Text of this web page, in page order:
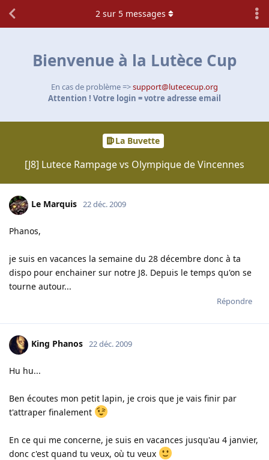
Bienvenue à la Lutèce Cup
En cas de problème =>support@lutececup.org
Attention ! Votre login = votre adresse email
La Buvette
[J8] Lutece Rampage vs Olympique de Vincennes
2 sur 5 messages
Le Marquis 22 déc. 2009
Phanos,
je suis en vacances la semaine du 28 décembre donc à ta
dispo pour enchainer sur notre J8. Depuis le temps qu'on se
tourne autour...
Répondre
King Phanos 22 déc. 2009
Hu hu...
Ben écoutes mon petit lapin, je crois que je vais finir par
t'attraper finalement
En ce qui me concerne, je suis en vacances jusqu'au 4 janvier,
donc c'est quand tu veux, où tu veux